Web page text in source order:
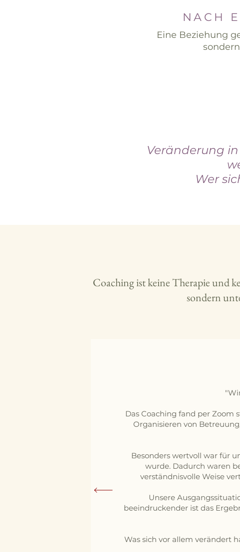
NACH
Eine Beziehung
Veränderung
Wer
Coaching ist keine Therapie und
sondern
Das Coaching fand per Zoom
Organisieren von
Besonders wertvoll war für
wurde. Dadurch waren
verständnisvolle Weise
Unsere
beeindruckender ist das
Was sich vor allem verändert